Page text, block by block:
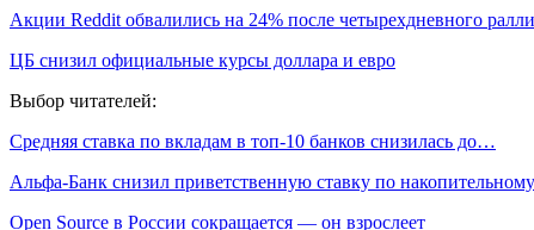
Акции Reddit обвалились на 24% после четырехдневного ралли
ЦБ снизил официальные курсы доллара и евро
Выбор читателей:
Средняя ставка по вкладам в топ-10 банков снизилась до…
Альфа-Банк снизил приветственную ставку по
Open Source в России сокращается — он взрослеет